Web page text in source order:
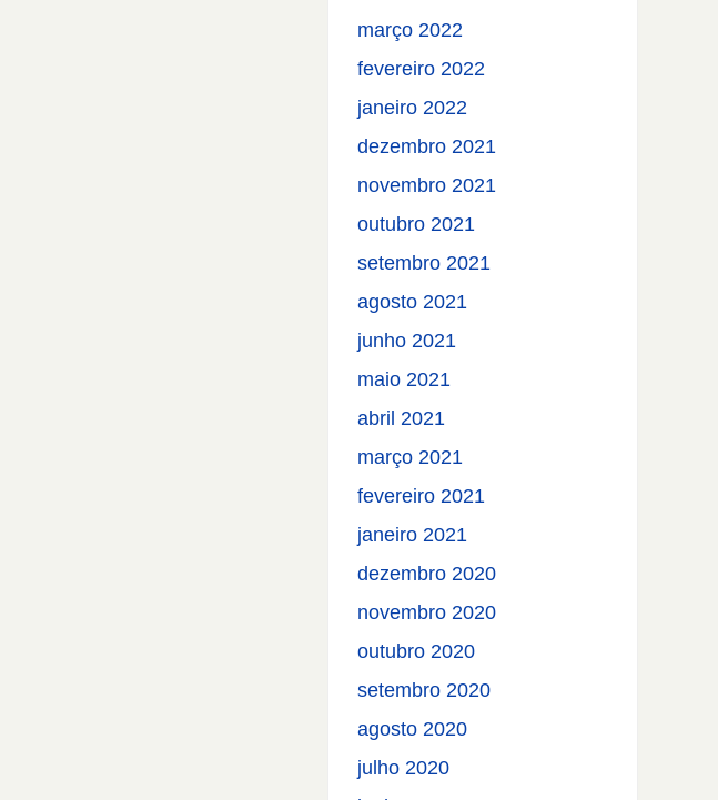
março 2022
fevereiro 2022
janeiro 2022
dezembro 2021
novembro 2021
outubro 2021
setembro 2021
agosto 2021
junho 2021
maio 2021
abril 2021
março 2021
fevereiro 2021
janeiro 2021
dezembro 2020
novembro 2020
outubro 2020
setembro 2020
agosto 2020
julho 2020